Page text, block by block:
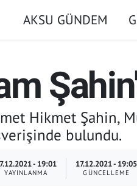
AKSU GÜNDEM
Hikmet
bulundu.
- 19:01
YAYINLANMA
17.12.2021 - 19:05
GÜNCELLEME